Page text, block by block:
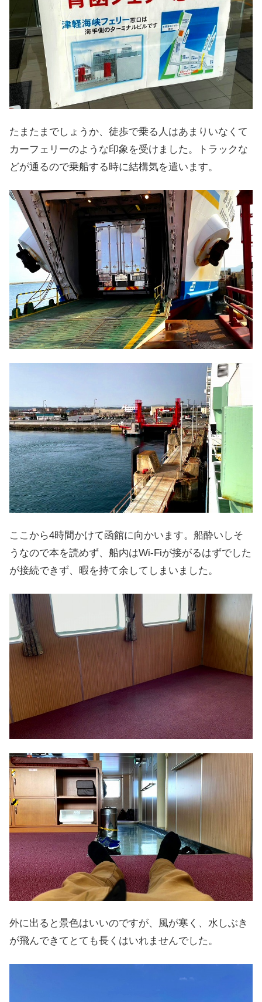
たまたまでしょうか、徒歩で乗る人はあまりいなくて
カーフェリーのような印象を受けました。トラックな
どが通るので乗船する時に結構気を遣います。
ここから4時間かけて函館に向かいます。船酔いしそ
うなので本を読めず、船内はWi-Fiが接がるはずでした
が接続できず、暇を持て余してしまいました。
外に出ると景色はいいのですが、風が寒く、水しぶき
が飛んできてとても長くはいれませんでした。